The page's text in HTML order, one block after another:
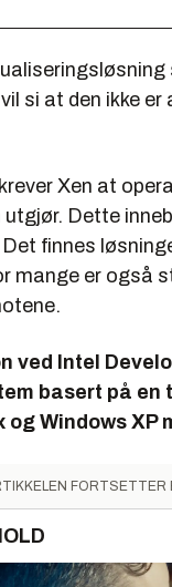
si at den ikke
Xen at
utgjør. Dette
finnes
mange er også
ved Intel
basert på en
Windows XP
FORTSETTER